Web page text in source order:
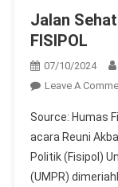
Jalan
FISIPOL
07/10/2024
Leave A
Source: Humas
acara Reuni
Politik (Fisipol)
(UMPR)